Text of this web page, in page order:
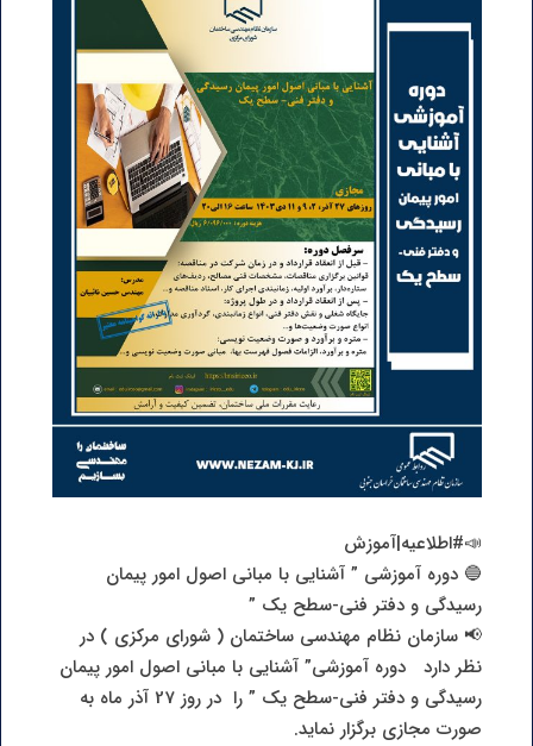
📣#اطلاعیه|آموزش
🔵 دوره آموزشی ” آشنایی با مبانی اصول امور پیمان
رسیدگی و دفتر فنی-سطح یک ”
📢 سازمان نظام ‌مهندسی ساختمان ( شورای مرکزی ) در
نظر دارد دوره آموزشی” آشنایی با مبانی اصول امور پیمان
رسیدگی و دفتر فنی-سطح یک ” را در روز 27 آذر ماه به
صورت مجازی برگزار نماید.